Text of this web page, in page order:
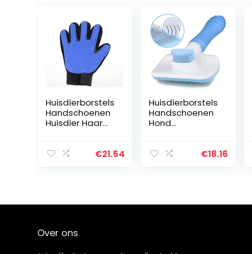
Huisdierborstels
Handschoenen
Huisdier Haar
Grooming Kam
€21.54
Huisdierborstels
Handschoenen
Hond
Grooming
€18.16
Over ons